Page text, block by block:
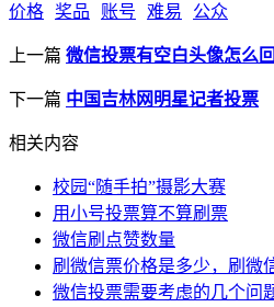
价格 奖品 账号 难易 公众
上一篇 微信投票有空白头像怎么
下一篇 中国吉林网明星记者投票
相关内容
校园“随手拍”摄影大赛
用小号投票算不算刷票
微信刷点赞数量
刷微信票价格是多少，刷微
微信投票需要考虑的几个问